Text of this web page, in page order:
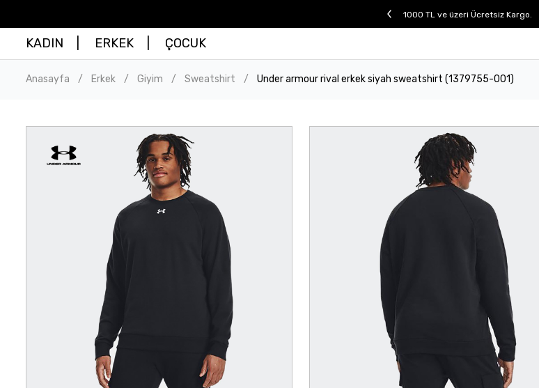
1000 TL ve üzeri Ücretsiz Kargo.
KADIN ERKEK ÇOCUK
Anasayfa / Erkek / Giyim / Sweatshirt / Under armour rival erkek siyah sweatshirt (1379755-001)